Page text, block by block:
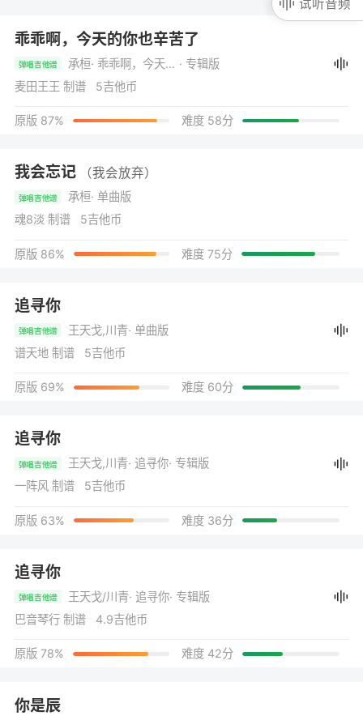
乖乖啊，今天的你也辛苦了
弹唱吉他谱 承桓 · 乖乖啊，今天的你也辛苦了 · 专辑版
麦田王王 制谱 5吉他币
原版 87% 难度 58分
我会忘记 （我会放弃）
弹唱吉他谱 承桓· 单曲版
魂8淡 制谱 5吉他币
原版 86% 难度 75分
追寻你
弹唱吉他谱 王天戈,川青· 单曲版
谱天地 制谱 5吉他币
原版 69% 难度 60分
追寻你
弹唱吉他谱 王天戈,川青· 追寻你· 专辑版
一阵风 制谱 5吉他币
原版 63% 难度 36分
追寻你
弹唱吉他谱 王天戈/川青· 追寻你· 专辑版
巴音琴行 制谱 4.9吉他币
原版 78% 难度 42分
你是辰
试听音频